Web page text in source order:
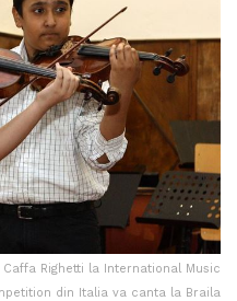
Righetti la International Music
din Italia va canta la Braila